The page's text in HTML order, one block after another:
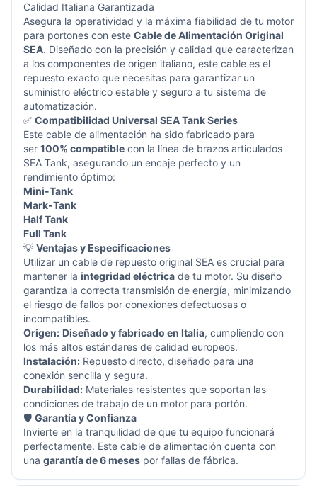
Calidad Italiana Garantizada
Asegura la operatividad y la máxima fiabilidad de tu motor
para portones con este Cable de Alimentación Original
SEA. Diseñado con la precisión y calidad que caracterizan
a los componentes de origen italiano, este cable es el
repuesto exacto que necesitas para garantizar un
suministro eléctrico estable y seguro a tu sistema de
automatización.
✅ Compatibilidad Universal SEA Tank Series
Este cable de alimentación ha sido fabricado para
ser 100% compatible con la línea de brazos articulados
SEA Tank, asegurando un encaje perfecto y un
rendimiento óptimo:
Mini-Tank
Mark-Tank
Half Tank
Full Tank
💡 Ventajas y Especificaciones
Utilizar un cable de repuesto original SEA es crucial para
mantener la integridad eléctrica de tu motor. Su diseño
garantiza la correcta transmisión de energía, minimizando
el riesgo de fallos por conexiones defectuosas o
incompatibles.
Origen: Diseñado y fabricado en Italia, cumpliendo con
los más altos estándares de calidad europeos.
Instalación: Repuesto directo, diseñado para una
conexión sencilla y segura.
Durabilidad: Materiales resistentes que soportan las
condiciones de trabajo de un motor para portón.
🛡️ Garantía y Confianza
Invierte en la tranquilidad de que tu equipo funcionará
perfectamente. Este cable de alimentación cuenta con
una garantía de 6 meses por fallas de fábrica.